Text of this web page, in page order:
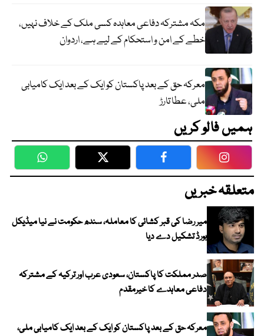
مکہ مشترکہ دفاعی معاہدہ کسی ملک کے خلاف نہیں،
خطے کے امن و استحکام کے لیے ہے، اردوان
معرکہ حق کے بعد پاکستان کو ایک کے بعد ایک کامیابی
ملی، عطا تارڑ
ہمیں فالو کریں
WhatsApp Twitter Facebook
متعلقہ خبریں
میر رضا کی قبر کشائی کا معاملہ، سندھ حکومت نے نیا میڈیکل
بورڈ تشکیل دے دیا
صدر مملکت کا پاکستان، سعودی عرب اور ترکیہ کے مشترکہ
دفاعی معاہدے کا خیرمقدم
معرکہ حق کے بعد پاکستان کو ایک کے بعد ایک کامیابی ملی،